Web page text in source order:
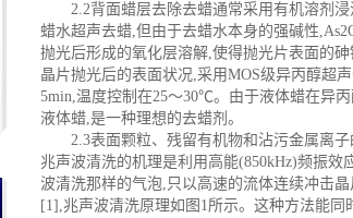
2.2背面蜡层去除去蜡通常采用有机溶剂
蜡水超声去蜡,但由于去蜡水本身的强碱性
抛光后形成的氧化层溶解,使得抛光片表面的
晶片抛光后的表面状况,采用MOS级异丙醇超
5min,温度控制在25～30℃。由于液体蜡在异
液体蜡,是一种理想的去蜡剂。
2.3表面颗粒、残留有机物和沾污金属离
兆声波清洗的机理是利用高能(850kHz)频振
波清洗那样的气泡,只以高速的流体连续冲击
[1],兆声波清洗原理如图1所示。这种方法能